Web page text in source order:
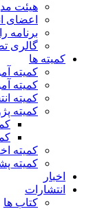
هیئت
اعضای
برنامه
گالری
کمیته ها
کمیته
کمیته
کمیته
کمیته
کمیته
کمیته
اخبار
انتشارات
کتاب ها